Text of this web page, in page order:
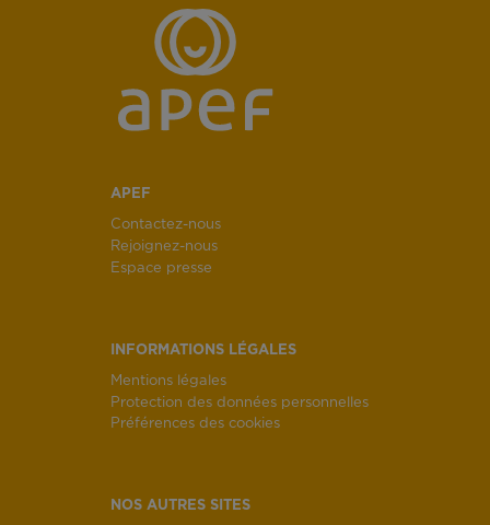
APEF
Contactez-nous
Rejoignez-nous
Espace presse
INFORMATIONS LÉGALES
Mentions légales
Protection des données personnelles
Préférences des cookies
NOS AUTRES SITES